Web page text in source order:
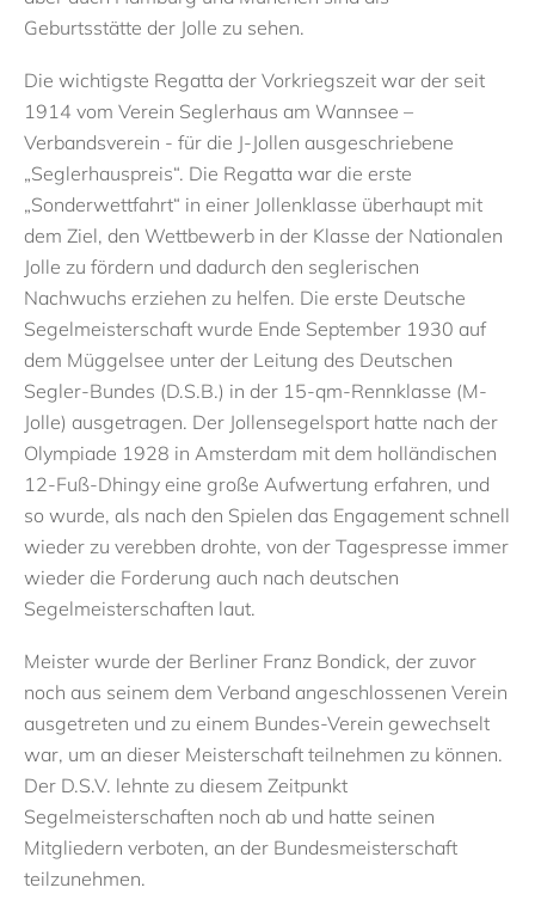
Geburtsstätte der Jolle zu sehen.
Die wichtigste Regatta der Vorkriegszeit war der seit
1914 vomVerein Seglerhaus am Wannsee –
Verbandsverein -für die J-Jollen ausgeschriebene
„Seglerhauspreis“. Die Regattawar die erste
„Sonderwettfahrt“ in einer Jollenklasse überhaupt mit
dem Ziel, den Wettbewerb in der Klasse der Nationalen
Jolle zu fördern und dadurch den seglerischen
Nachwuchs erziehen zu helfen. Die erste Deutsche
Segelmeisterschaftwurde Ende September 1930 auf
dem Müggelsee unter der Leitung des Deutschen
Segler-Bundes (D.S.B.) in der 15-qm-Rennklasse (M-
Jolle) ausgetragen. Der Jollensegelsport hatte nach der
Olympiade 1928 in Amsterdam mit dem holländischen
12-Fuß-Dhingy eine große Aufwertung erfahren, und
so wurde, als nach den Spielen das Engagement schnell
wieder zu verebben drohte, von der Tagespresse immer
wieder die Forderung auch nach deutschen
Segelmeisterschaften laut.
Meister wurde der Berliner Franz Bondick, der zuvor
noch aus seinem dem Verband angeschlossenen Verein
ausgetreten und zu einem Bundes-Verein gewechselt
war, um an dieser Meisterschaft teilnehmen zu können.
Der D.S.V. lehnte zu diesem Zeitpunkt
Segelmeisterschaften noch ab und hatte seinen
Mitgliedern verboten, an der Bundesmeisterschaft
teilzunehmen.